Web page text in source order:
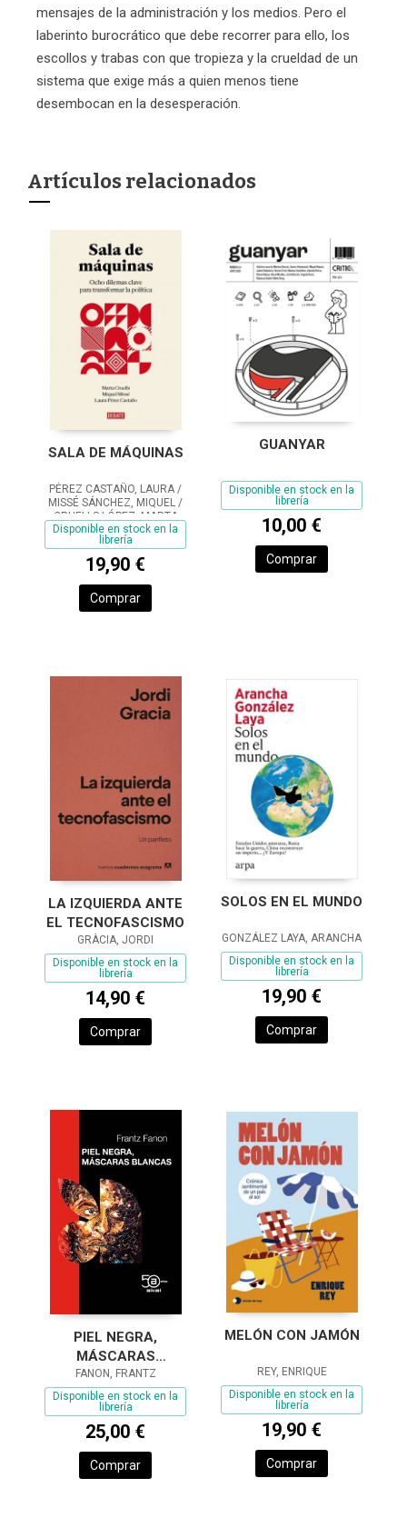
mensajes de la administración y los medios. Pero el
laberinto burocrático que debe recorrer para ello, los
escollos y trabas con que tropieza y la crueldad de un
sistema que exige más a quien menos tiene
desembocan en la desesperación.
Artículos relacionados
SALA DE MÁQUINAS
PÉREZ CASTAÑO, LAURA /
MISSÉ SÁNCHEZ, MIQUEL /
CRUELLS LÓPEZ, MARTA
Disponible en stock en la
librería
19,90 €
Comprar
GUANYAR
Disponible en stock en la
librería
10,00 €
Comprar
LA IZQUIERDA ANTE
EL TECNOFASCISMO
GRÀCIA, JORDI
Disponible en stock en la
librería
14,90 €
Comprar
SOLOS EN EL MUNDO
GONZÁLEZ LAYA, ARANCHA
Disponible en stock en la
librería
19,90 €
Comprar
PIEL NEGRA,
MÁSCARAS
BLANCAS
FANON, FRANTZ
Disponible en stock en la
librería
25,00 €
Comprar
MELÓN CON JAMÓN
REY, ENRIQUE
Disponible en stock en la
librería
19,90 €
Comprar